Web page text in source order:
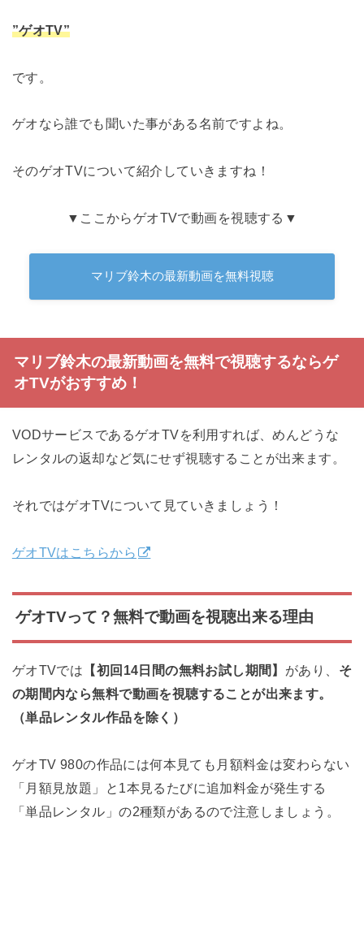
”ゲオTV”
です。
ゲオなら誰でも聞いた事がある名前ですよね。
そのゲオTVについて紹介していきますね！
▼ここからゲオTVで動画を視聴する▼
マリブ鈴木の最新動画を無料視聴
マリブ鈴木の最新動画を無料で視聴するならゲ
オTVがおすすめ！
VODサービスであるゲオTVを利用すれば、めんどうな
レンタルの返却など気にせず視聴することが出来ます。
それではゲオTVについて見ていきましょう！
ゲオTVはこちらから
ゲオTVって？無料で動画を視聴出来る理由
ゲオTVでは 【初回14日間の無料お試し期間】 があり、 そ
の期間内なら無料で動画を視聴することが出来ます。
（単品レンタル作品を除く）
ゲオTV 980の作品には何本見ても月額料金は変わらない
「月額見放題」と1本見るたびに追加料金が発生する
「単品レンタル」の2種類があるので注意しましょう。